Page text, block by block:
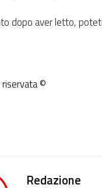
dopo aver letto,
©
Redazione